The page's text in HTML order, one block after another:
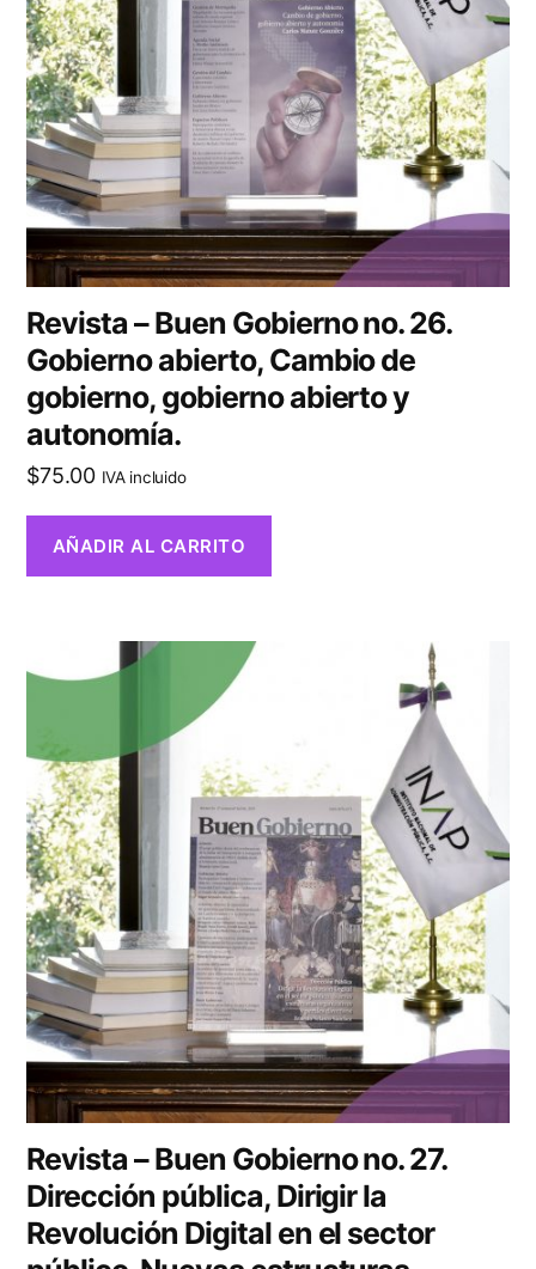
Revista – Buen Gobierno no. 26.
Gobierno abierto, Cambio de
gobierno, gobierno abierto y
autonomía.
$75.00 IVA incluido
AÑADIR AL CARRITO
Revista – Buen Gobierno no. 27.
Dirección pública, Dirigir la
Revolución Digital en el sector